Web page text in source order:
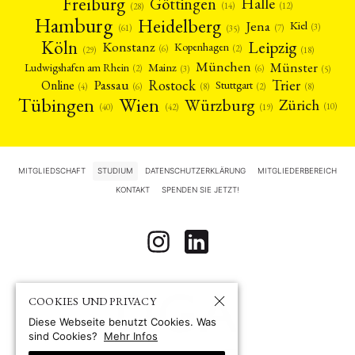
(28) (14) (12)
Hamburg (61) Heidelberg (35) Jena (7) Kiel (3)
Köln (29) Konstanz (6) Kopenhagen (2) Leipzig (18)
Ludwigshafen am Rhein (2) Mainz (3) München (6) Münster (5)
Online (4) Passau (6) Rostock (8) Stuttgart (2) Trier (8)
Tübingen (40) Wien (42) Würzburg (19) Zürich (10)
MITGLIEDSCHAFT STUDIUM DATENSCHUTZERKLÄRUNG MITGLIEDERBEREICH
KONTAKT SPENDEN SIE JETZT!
COOKIES UND PRIVACY
Diese Webseite benutzt Cookies. Was
sind Cookies?
Mehr Infos